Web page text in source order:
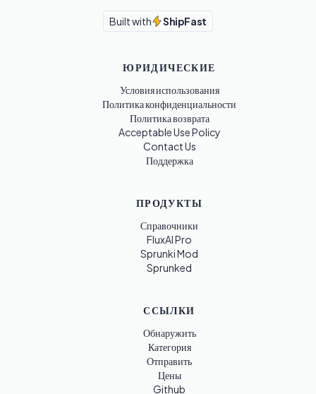
Built with ShipFast
ЮРИДИЧЕСКИЕ
Условия использования
Политика конфиденциальности
Политика возврата
Acceptable Use Policy
Contact Us
Поддержка
ПРОДУКТЫ
Справочники
FluxAI Pro
Sprunki Mod
Sprunked
ССЫЛКИ
Обнаружить
Категория
Отправить
Цены
Github